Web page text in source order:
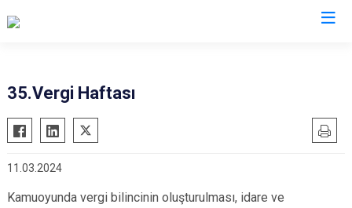
Akseki
Alanya
Elmalı
Finike
Serik
35.Vergi Haftası
11.03.2024
Kamuoyunda vergi bilincinin oluşturulması, idare ve